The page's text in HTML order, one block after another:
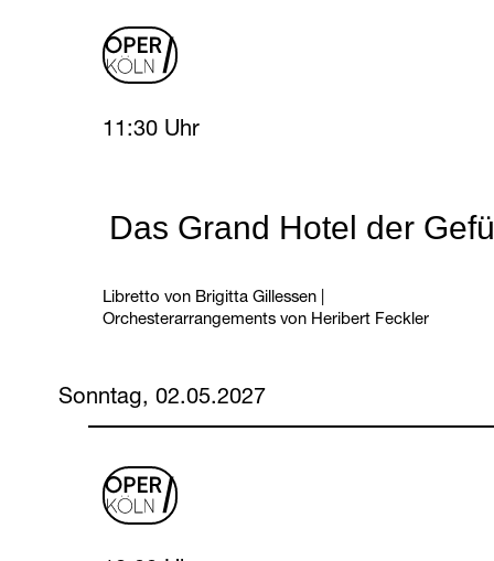
Das Grand Hotel der
Libretto von Brigitta Gillessen
Orchesterarrangements von Heribert Feckler
Friday, 30 April 2027
11:30 Uhr
oper
Sonntag, 02.05.2027
oper